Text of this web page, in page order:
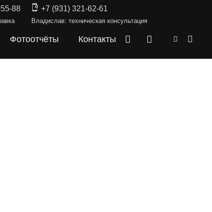
88 +7 (931) 321-62-61
Владислав: техническая консультация
Фотоотчёты Контакты